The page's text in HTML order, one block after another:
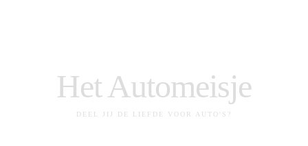
Het Automeisje
DEEL JIJ DE LIEFDE VOOR AUTO'S?